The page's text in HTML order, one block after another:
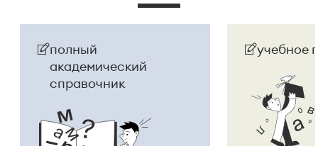
полный
академический
справочник
учебное